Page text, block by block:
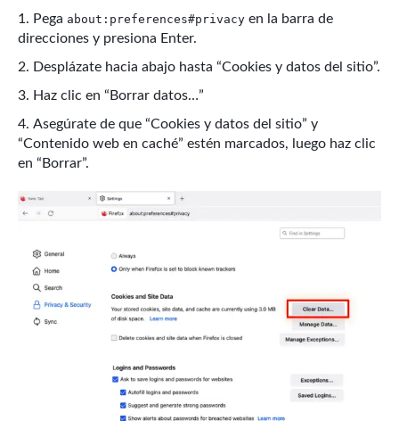
Pega about:preferences#privacy en la barra de
direcciones y presiona Enter.
Desplázate hacia abajo hasta “Cookies y datos del sitio”.
Haz clic en “Borrar datos…”
Asegúrate de que “Cookies y datos del sitio” y
“Contenido web en caché” estén marcados, luego haz clic
en “Borrar”.